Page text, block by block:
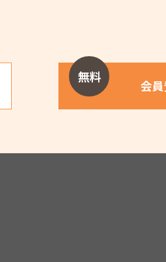
無料
会